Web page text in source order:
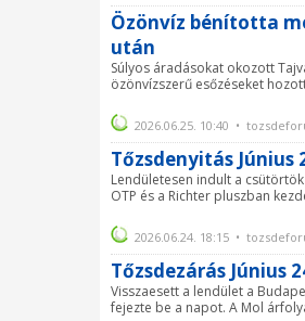
Özönvíz bénította
után
Súlyos áradásokat okozott
özönvízszerű esőzéseket
2026.06.25. 10:40 •
Tőzsdenyitás Június
Lendületesen indult a
OTP és a Richter pluszban
2026.06.24. 18:15 •
Tőzsdezárás Június
Visszaesett a lendület a
fejezte be a napot. A Mol